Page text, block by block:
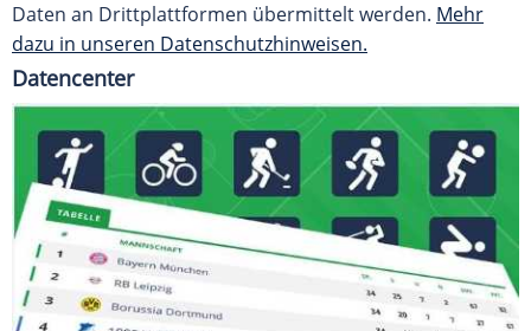
Daten an Drittplattformen übermittelt werden. Mehr
dazu in unseren Datenschutzhinweisen.
Datencenter